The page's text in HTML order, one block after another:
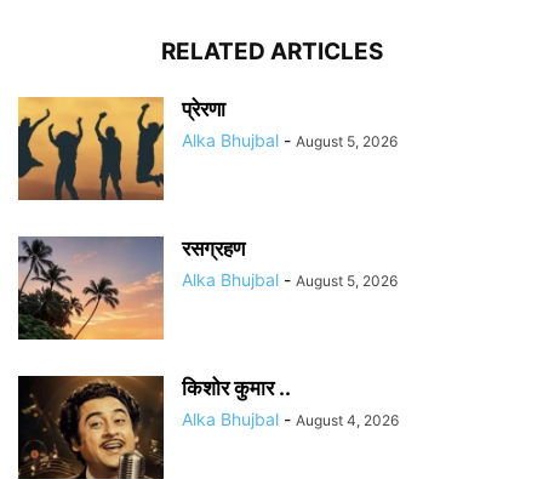
RELATED ARTICLES
प्रेरणा
Alka Bhujbal - August 5, 2026
रसग्रहण
Alka Bhujbal - August 5, 2026
किशोर कुमार ..
Alka Bhujbal - August 4, 2026